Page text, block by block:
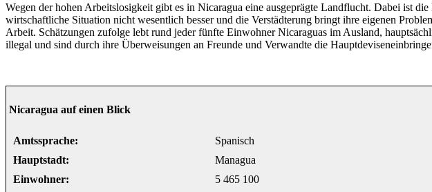
Wegen der hohen Arbeitslosigkeit gibt es in Nicaragua eine ausgeprägte Landflucht. Dabei ist
wirtschaftliche Situation nicht wesentlich besser und die Verstädterung bringt ihre eigenen
Arbeit. Schätzungen zufolge lebt rund jeder fünfte Einwohner Nicaraguas im Ausland,
illegal und sind durch ihre Überweisungen an Freunde und Verwandte die
Nicaragua auf einen Blick
Amtssprache:
Spanisch
Hauptstadt:
Managua
Einwohner:
5 465 100